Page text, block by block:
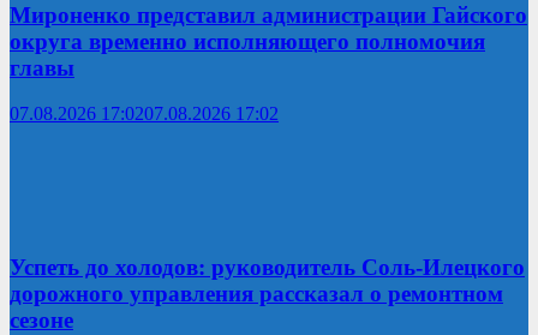
Мироненко представил администрации Гайского
округа временно исполняющего полномочия
главы
07.08.2026 17:0207.08.2026 17:02
Успеть до холодов: руководитель Соль-Илецкого
дорожного управления рассказал о ремонтном
сезоне